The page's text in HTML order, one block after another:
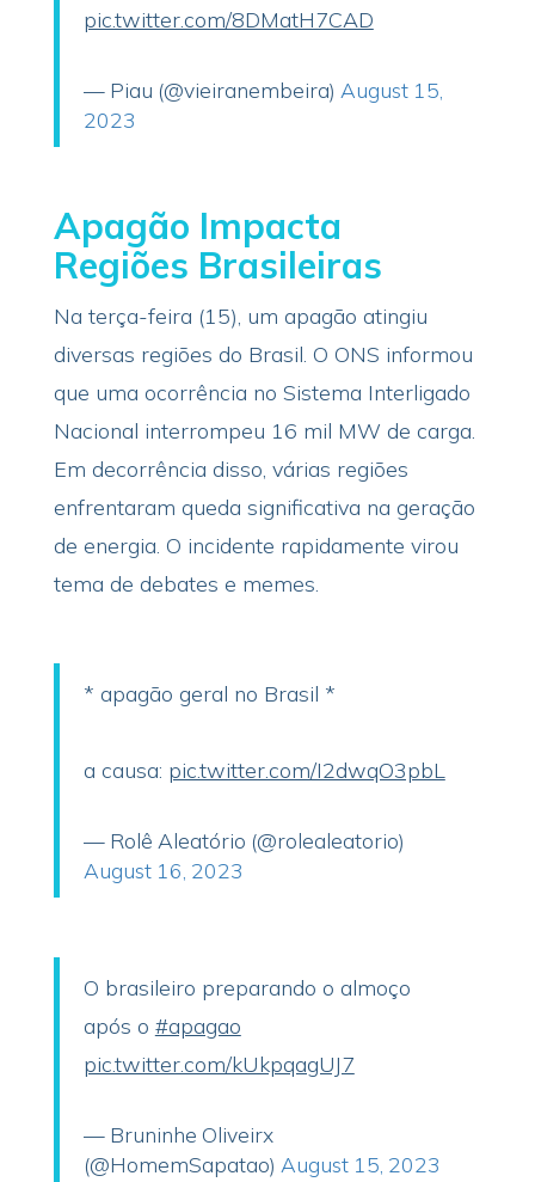
pic.twitter.com/8DMatH7CAD
— Piau (@vieiranembeira) August 15,
2023
Apagão Impacta
Regiões Brasileiras
Na terça-feira (15), um apagão atingiu
diversas regiões do Brasil. O ONS informou
que uma ocorrência no Sistema Interligado
Nacional interrompeu 16 mil MW de carga.
Em decorrência disso, várias regiões
enfrentaram queda significativa na geração
de energia. O incidente rapidamente virou
tema de debates e memes.
* apagão geral no Brasil *
a causa: pic.twitter.com/I2dwqO3pbL
— Rolê Aleatório (@rolealeatorio)
August 16, 2023
O brasileiro preparando o almoço
após o #apagao
pic.twitter.com/kUkpqagUJ7
— Bruninhe Oliveirx
(@HomemSapatao) August 15, 2023